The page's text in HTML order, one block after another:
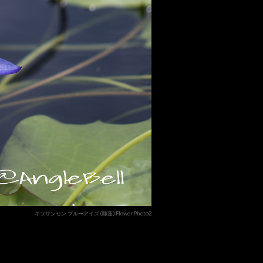
キソサンセン ブルーアイズ (睡蓮) Flower Photo2